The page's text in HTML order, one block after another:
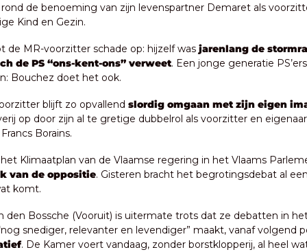
de benoeming van zijn levenspartner Demaret als
Kind en Gezin.
de MR-voorzitter schade op: hijzelf was jarenlang de
de PS “ons-kent-ons” verweet. Een jonge generatie
Bouchez doet het ook.
blijft zo opvallend slordig omgaan met zijn eigen
op door zijn al te gretige dubbelrol als voorzitter en
Borains.
Klimaatplan van de Vlaamse regering in het Vlaams
van de oppositie. Gisteren bracht het begrotingsdebat al
komt.
den Bossche (Vooruit) is uitermate trots dat ze debatten in
. De Kamer voert vandaag, zonder borstklopperij, al heel